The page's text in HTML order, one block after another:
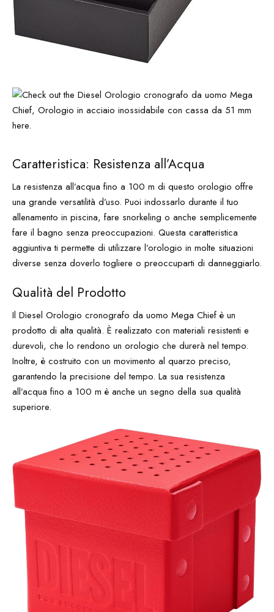
Caratteristica: Resistenza all’Acqua
La resistenza all’acqua fino a 100 m di questo orologio offre
una grande versatilità d’uso. Puoi indossarlo durante il tuo
allenamento in piscina, fare snorkeling o anche semplicemente
fare il bagno senza preoccupazioni. Questa caratteristica
aggiuntiva ti permette di utilizzare l’orologio in molte situazioni
diverse senza doverlo togliere o preoccuparti di danneggiarlo.
Qualità del Prodotto
Il Diesel Orologio cronografo da uomo Mega Chief è un
prodotto di alta qualità. È realizzato con materiali resistenti e
durevoli, che lo rendono un orologio che durerà nel tempo.
Inoltre, è costruito con un movimento al quarzo preciso,
garantendo la precisione del tempo. La sua resistenza
all’acqua fino a 100 m è anche un segno della sua qualità
superiore.